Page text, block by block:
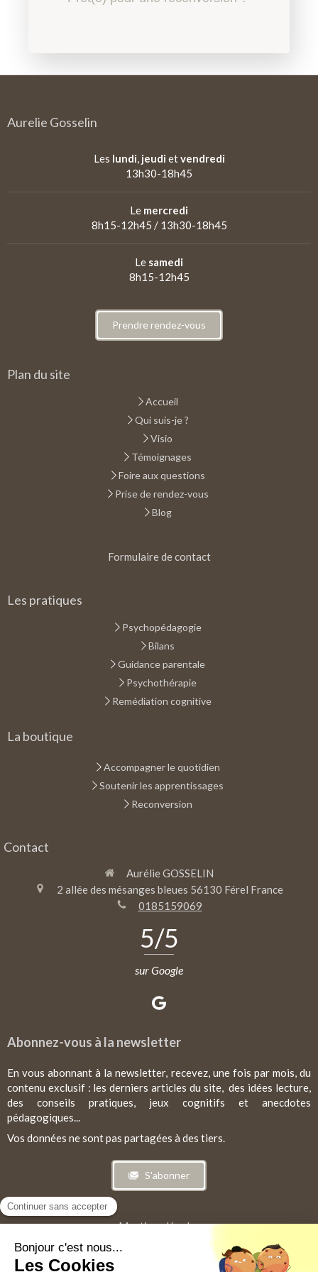
Aurelie Gosselin
Les lundi jeudi etvendredi
13h30-18h45
Le mercredi
8h15-12h45 / 13h30-18h45
Le samedi
8h15-12h45
Prendre rendez-vous
Plan du site
Accueil
Qui suis-je ?
Visio
Témoignages
Foire aux questions
Prise de rendez-vous
Blog
Formulaire de contact
Les pratiques
Psychopédagogie
Bilans
Guidance parentale
Psychothérapie
Remédiation cognitive
La boutique
Accompagner le quotidien
Soutenir les apprentissages
Reconversion
Contact
Aurélie GOSSELIN
2 allée des mésanges bleues 56130 Férel France
0185159069
5/5
sur Google
Abonnez-vous à la newsletter
En vous abonnant à la newsletter, recevez, une fois par mois, du
contenu exclusif : les derniers articles du site, des idées lecture,
des conseils pratiques, jeux cognitifs et anecdotes
pédagogiques...
Vos données ne sont pas partagées à des tiers.
S'abonner
Mentions légales